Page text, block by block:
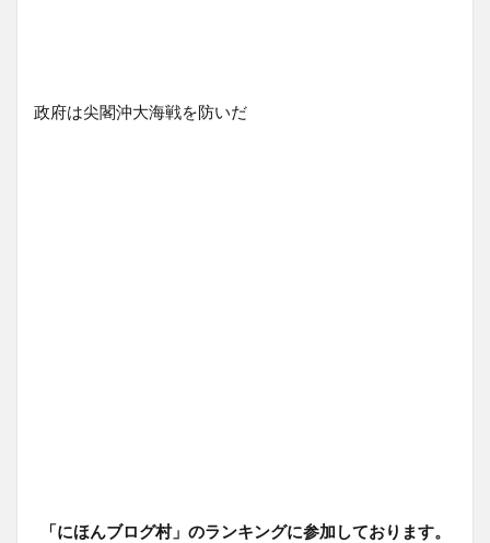
政府は尖閣沖大海戦を防いだ
「にほんブログ村」のランキングに参加しております。